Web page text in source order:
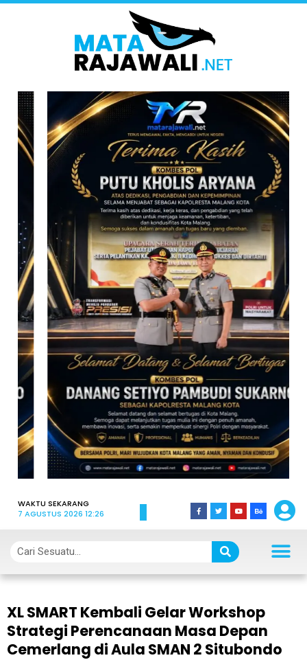
WAKTU SEKARANG
7 AGUSTUS 2026 12:26
XL SMART Kembali Gelar Workshop
Strategi Perencanaan Masa Depan
Cemerlang di Aula SMAN 2 Situbondo